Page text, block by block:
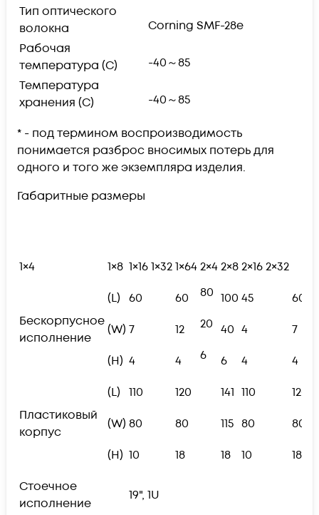
Тип оптического
волокна
Corning SMF-28e
Рабочая
температура (С)
-40～85
Температура
хранения (С)
-40～85
* - под термином воспроизводимость
понимается разброс вносимых потерь для
одного и того же экземпляра изделия.
Габаритные размеры
1×4 1×8 1×161×321×642×42×82×162×32
Бескорпусное
исполнение
(L) 60 60 80 100 45
60
(W) 7 12 20 40 4
7
(H) 4 4 6 6 4 4
Пластиковый
корпус
(L) 110 120 141 110
120
(W) 80 80 115 80
80
(H) 10 18 18 10
18
Стоечное
исполнение
19", 1U